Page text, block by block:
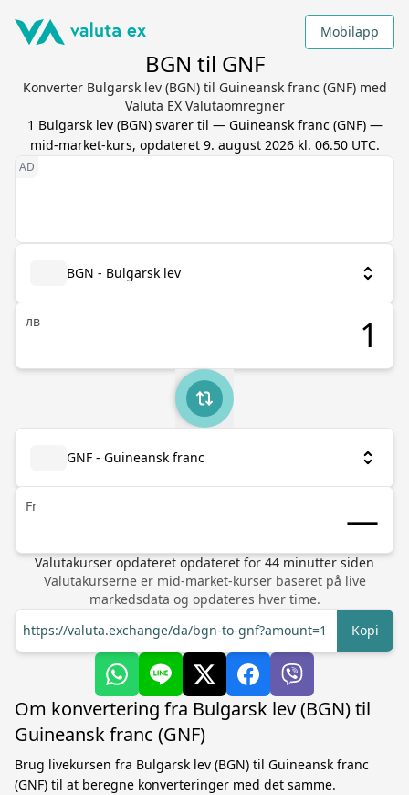
Mobilapp
BGN til GNF
Konverter Bulgarsk lev (BGN) til Guineansk franc (GNF) med
Valuta EX Valutaomregner
1 Bulgarsk lev(BGN) svarer til — Guineansk franc(GNF) —
mid-market-kurs, opdateret 9. august 2026 kl. 06.50 UTC.
BGN - Bulgarsk lev
лв
GNF - Guineansk franc
Fr
Valutakurser opdateret opdateret for 44 minutter siden
Valutakurserne er mid-market-kurser baseret på live
markedsdata og opdateres hver time.
https://valuta.exchange/da/bgn-to-gnf?amount=1
Kopi
Om konvertering fra Bulgarsk lev (BGN) til
Guineansk franc (GNF)
Brug livekursen fra Bulgarsk lev (BGN) til Guineansk franc
(GNF) til at beregne konverteringer med det samme.